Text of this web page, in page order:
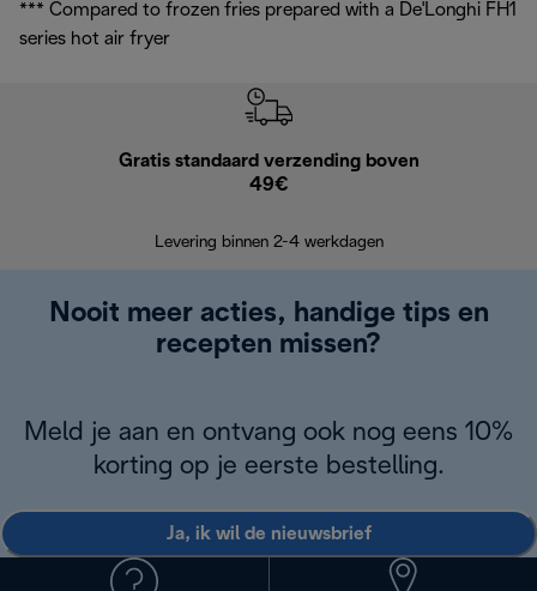
*** Compared to frozen fries prepared with a De'Longhi FH1
series hot air fryer
Gratis standaard verzending boven
49€
Levering binnen 2-4 werkdagen
Nooit meer acties, handige tips en
recepten missen?
Meld je aan en ontvang ook nog eens 10%
korting op je eerste bestelling.
Ja, ik wil de nieuwsbrief